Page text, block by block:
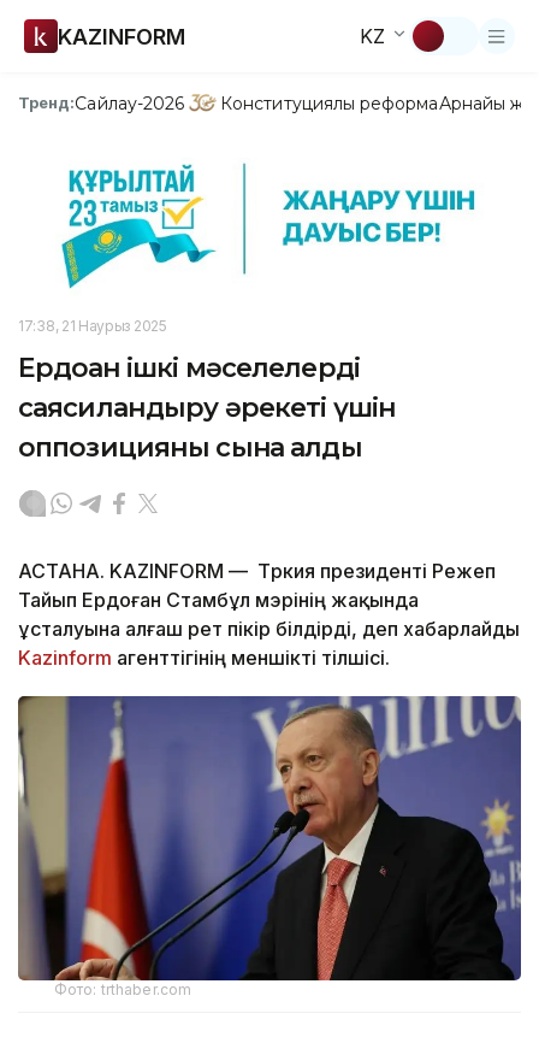
KAZINFORM KZ
Тренд:Сайлау-2026 Конституциялық реформаАрнайы
17:38, 21 Наурыз 2025
Ердоған ішкі мәселелерді
саясиландыру әрекеті үшін
оппозицияны сынға алды
АСТАНА. KAZINFORM — Түркия президенті Режеп
Тайып Ердоған Стамбұл мэрінің жақында
ұсталуына алғаш рет пікір білдірді, деп хабарлайды
Kazinform агенттігінің меншікті тілшісі.
Фото: trthaber.com